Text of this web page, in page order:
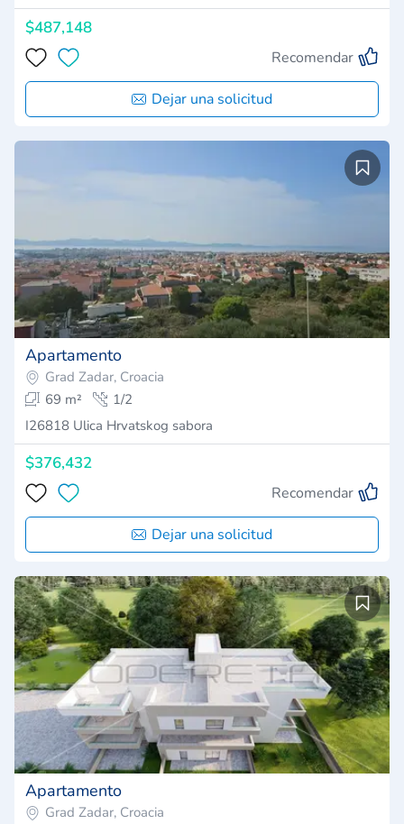
$487,148
Recomendar
Dejar una solicitud
Apartamento
Grad Zadar, Croacia
69 m²
1/2
I26818 Ulica Hrvatskog sabora
$376,432
Recomendar
Dejar una solicitud
Apartamento
Grad Zadar, Croacia